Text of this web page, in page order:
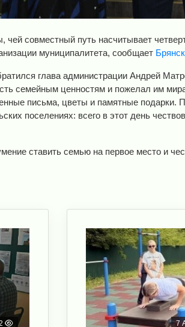
совместный путь насчитывает
муниципалитета, сообщает
глава администрации Андрей
семейным ценностям и пожелал им
письма, цветы и памятные подарки.
поселениях: всего в этот день
ставить семью на первое место и
7